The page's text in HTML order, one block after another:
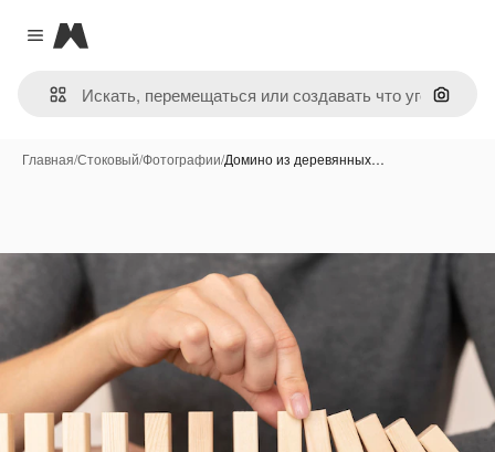
Close menu
Magnific
Поиск
Главная/Стоковый/Фотографии/Домино из деревянных…